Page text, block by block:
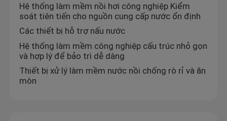
Hệ thống làm mềm nồi hơi công nghiệp Kiểm
soát tiên tiến cho nguồn cung cấp nước ổn định
Các thiết bị hỗ trợ nấu nước
Hệ thống làm mềm công nghiệp cấu trúc nhỏ gọn
và hợp lý để bảo trì dễ dàng
Thiết bị xử lý làm mềm nước nồi chống rò rỉ và ăn
mòn